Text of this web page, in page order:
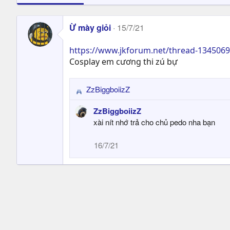
Ừ mày giỏi 15/7/21
https://www.jkforum.net/thread-
Cosplay em cương thi zú bự
R
a
o
ZzBiggboiizZ
ZzBiggboiizZ
xài nít nhớ trả cho chủ pedo nha bạn
16/7/21